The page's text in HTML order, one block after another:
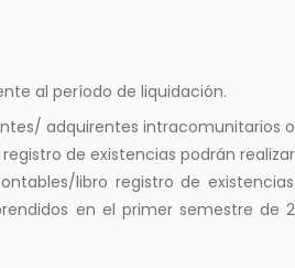
al período de liquidación.
adquirentes intracomunitarios
de existencias podrán
libro registro de
en el primer semestre de